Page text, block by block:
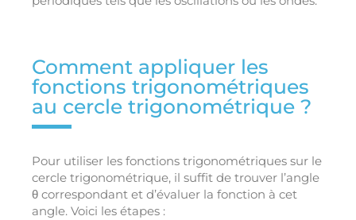
Comment appliquer les
fonctions trigonométriques
au cercle trigonométrique ?
Pour utiliser les fonctions trigonométriques sur le
cercle trigonométrique, il suffit de trouver l’angle
θ correspondant et d’évaluer la fonction à cet
angle. Voici les étapes :